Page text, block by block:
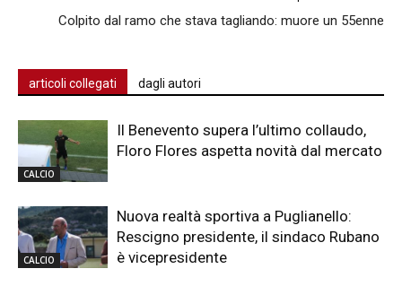
Colpito dal ramo che stava tagliando: muore un 55enne
articoli collegati dagli autori
CALCIO
Il Benevento supera l’ultimo collaudo,
Floro Flores aspetta novità dal mercato
CALCIO
Nuova realtà sportiva a Puglianello:
Rescigno presidente, il sindaco Rubano
è vicepresidente